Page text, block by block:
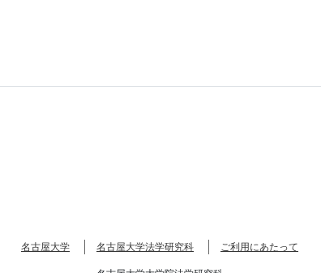
名古屋大学 名古屋大学法学研究科
ご利用にあたって